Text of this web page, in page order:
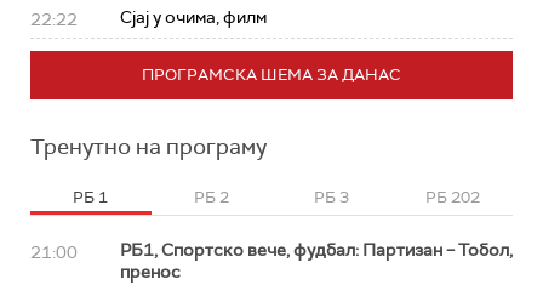
22:22 Сјај у очима, филм
ПРОГРАМСКА ШЕМА ЗА ДАНАС
Тренутно на програму
РБ 1 РБ 2 РБ 3 РБ 202
21:00
РБ1, Спортско вече, фудбал: Партизан – Тобол,
пренос